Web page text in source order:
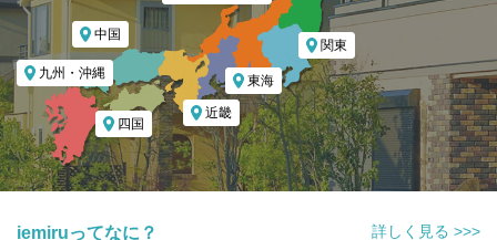
関東
東海
近畿
中国
四国
九州・沖縄
iemiruってなに？ 詳しく見る >>>